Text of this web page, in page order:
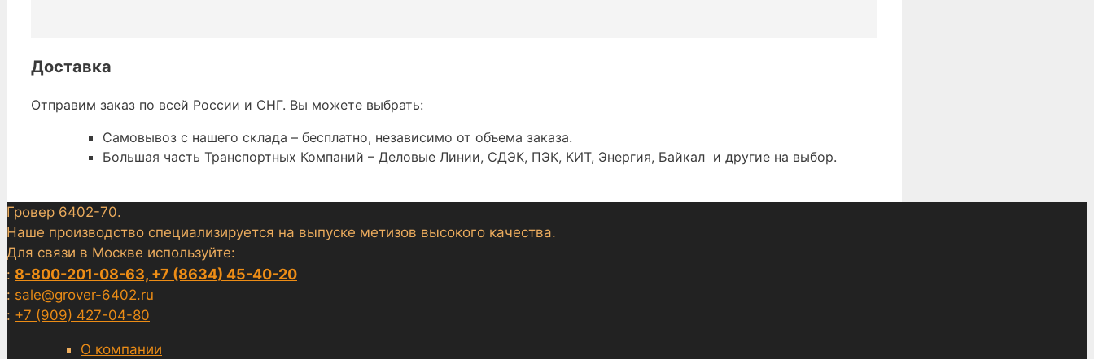
Доставка
Отправим заказ по всей России и СНГ. Вы можете выбрать:
Самовывоз с нашего склада – бесплатно, независимо от объема заказа.
Большая часть Транспортных Компаний – Деловые Линии, СДЭК, ПЭК, КИТ, Энергия, Байкал и другие на выбор.
Гровер 6402-70.
Наше производство специализируется на выпуске метизов высокого качества.
Для связи в Москве используйте:
: 8-800-201-08-63, +7 (8634) 45-40-20
: sale@grover-6402.ru
: +7 (909) 427-04-80
О компании